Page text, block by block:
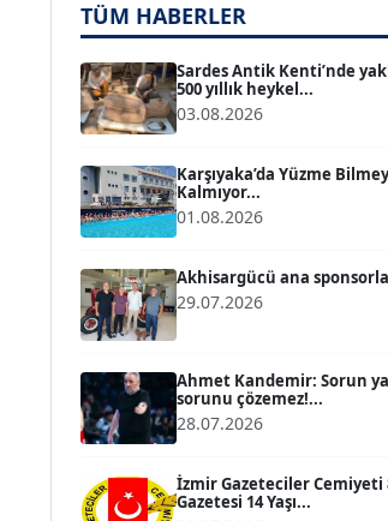
T TUĞÇE TUĞSAVUL
ATİLLA
BÜLENT GÜRLÜK
B
TÜM HABERLER
Sardes Antik Kenti’nde
500 yıllık heykel...
03.08.2026
Karşıyaka’da Yüzme
Kalmıyor...
01.08.2026
Akhisargücü ana
29.07.2026
Ahmet Kandemir: Sorun
sorunu çözemez!...
28.07.2026
İzmir Gazeteciler Cemiyeti
Gazetesi 14 Yaşı...